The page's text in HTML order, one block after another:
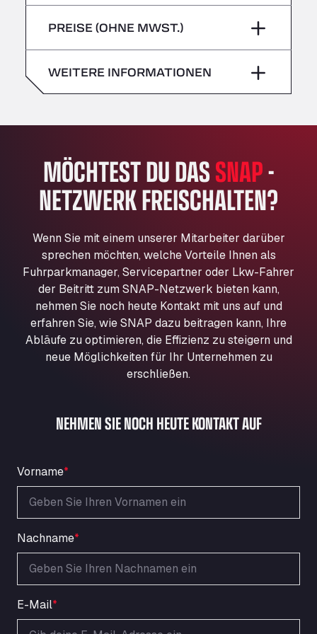
All 4 Trucks
Klaverbladstaat 21, 3560
American Truck Wash
Av. des Etats-Unis 90, 6041
Aut. A4 Salida 288 Pol. Ind. del Guadiel, 23210
AP7 Salida 2, C/ Bassegoda, 4, 17700
Andamur Pamplona
A-15 Salida Imarcoain, 31119
Aut A1 Exit 385, 01207
Anglia Motel
Washway Road, PE12 8LT
Anpol Sp. z o.o.
Ul. Torunska 147, 85884
Aqua Ariva GmbH
Marie-Curie-Straße 24, 68219
Aral Autohof Bockel
Oppelner Str. 1, 31167
ARAL Autohof Preis
Schellweilerstraße 1, 66871
ARAL Tankstelle - XXL Truckwash.de
GmbH
Ardleigh South Services
a120 westbound, CO77SL
Area 47 Hermanos Rico
Autovia A4 km 47, 28300
Sonntag –
Samstag –
Sonntag –
PREISE (OHNE MWST.)
WEITERE INFORMATIONEN
MÖCHTEST DU DASSNAP-
NETZWERK FREISCHALTEN?
Wenn Sie mit einem unserer Mitarbeiter darüber
sprechen möchten, welche Vorteile Ihnen als
Fuhrparkmanager, Servicepartner oder Lkw-Fahrer
der Beitritt zum SNAP-Netzwerk bieten kann,
nehmen Sie noch heute Kontakt mit uns auf und
erfahren Sie, wie SNAP dazu beitragen kann, Ihre
Abläufe zu optimieren, die Effizienz zu steigern und
neue Möglichkeiten für Ihr Unternehmen zu
erschließen.
NEHMEN SIE NOCH HEUTE KONTAKT AUF
Vorname*
Nachname*
E-Mail*